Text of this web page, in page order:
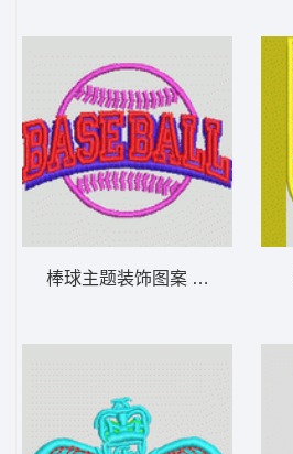
棒球主题装饰图案 章仔baseball